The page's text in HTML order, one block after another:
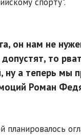
он нам не
то
а теперь мы
Роман